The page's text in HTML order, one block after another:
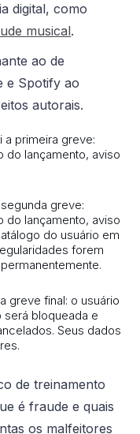
digital, como
musical.
ao de
e Spotify ao
autorais.
a primeira greve:
do lançamento, aviso
greve:
do lançamento, aviso
do usuário em
forem
greve final: o usuário
será bloqueada e
Seus dados
de treinamento
é fraude e quais
os malfeitores